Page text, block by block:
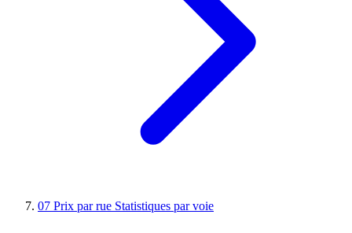
07 Prix par rue Statistiques par voie